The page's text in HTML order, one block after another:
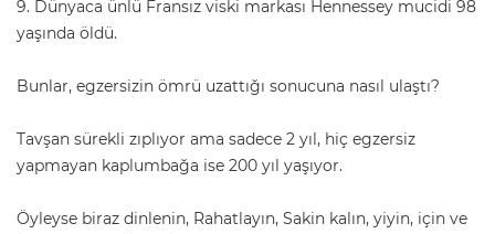
9. Dünyaca ünlü Fransız viski markası Hennessey mucidi 98
yaşında öldü.
Bunlar, egzersizin ömrü uzattığı sonucuna nasıl ulaştı?
Tavşan sürekli zıplıyor ama sadece 2 yıl, hiç egzersiz
yapmayan kaplumbağa ise 200 yıl yaşıyor.
Öyleyse biraz dinlenin, Rahatlayın, Sakin kalın, yiyin, için ve